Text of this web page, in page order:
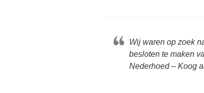
Wij waren op zoek
besloten te maken
Nederhoed – Koog